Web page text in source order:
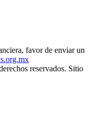
favor de enviar un
reservados. Sitio